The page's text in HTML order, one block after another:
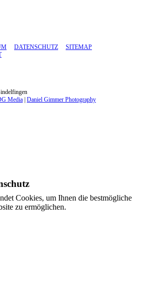
DATENSCHUTZ
SITEMAP
Media Daniel Gimmer Photography
Cookies, um Ihnen die bestmögliche
zu ermöglichen.